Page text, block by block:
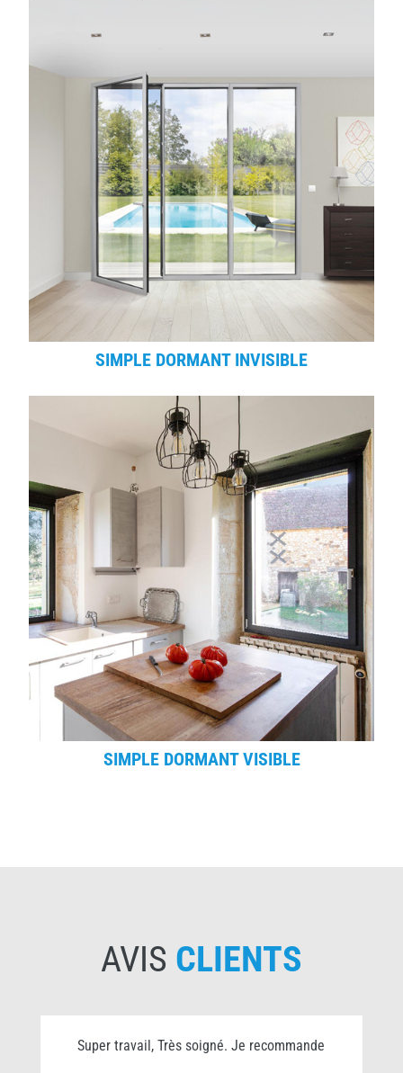
SIMPLE DORMANT INVISIBLE
SIMPLE DORMANT VISIBLE
AVIS CLIENTS
Super travail, Très soigné. Je recommande